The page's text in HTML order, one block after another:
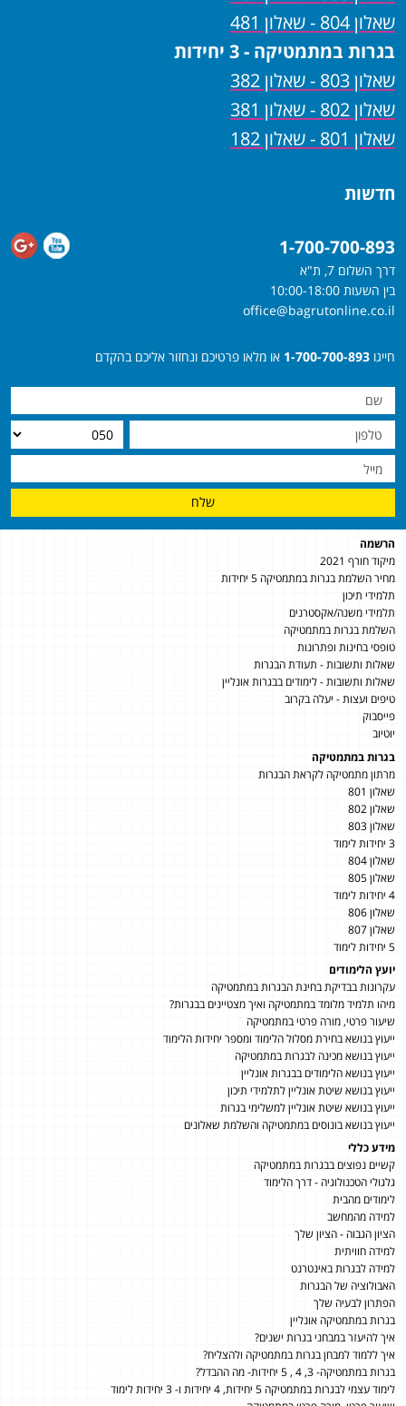
שאלון 804 - שאלון 481
בגרות במתמטיקה - 3 יחידות
שאלון 803 - שאלון 382
שאלון 802 - שאלון 381
שאלון 801 - שאלון 182
חדשות
1-700-700-893
דרך השלום 7, ת"א
בין השעות 10:00-18:00
office@bagrutonline.co.il
חייגו 1-700-700-893 או מלאו פרטיכם ונחזור אליכם בהקדם
שלח
הרשמה
מיקוד חורף 2021
מחיר השלמת בגרות במתמטיקה 5 יחידות
תלמידי תיכון
תלמידי משנה/אקסטרנים
השלמת בגרות במתמטיקה
טופסי בחינות ופתרונות
שאלות ותשובות - תעודת הבגרות
שאלות ותשובות - לימודים בבגרות אונליין
טיפים ועצות - יעלה בקרוב
פייסבוק
יוטיוב
בגרות במתמטיקה
מרתון מתמטיקה לקראת הבגרות
שאלון 801
שאלון 802
שאלון 803
3 יחידות לימוד
שאלון 804
שאלון 805
4 יחידות לימוד
שאלון 806
שאלון 807
5 יחידות לימוד
יועץ הלימודים
עקרונות בבדיקת בחינת הבגרות במתמטיקה
מיהו תלמיד מלומד במתמטיקה ואיך מצטיינים בבגרות?
שיעור פרטי, מורה פרטי במתמטיקה
ייעוץ בנושא בחירת מסלול הלימוד ומספר יחידות הלימוד
ייעוץ בנושא מכינה לבגרות במתמטיקה
ייעוץ בנושא הלימודים בבגרות אונליין
ייעוץ בנושא שיטת אונליין לתלמידי תיכון
ייעוץ בנושא שיטת אונליין למשלימי בגרות
ייעוץ בנושא בונוסים במתמטיקה והשלמת שאלונים
מידע כללי
קשיים נפוצים בבגרות במתמטיקה
גלגולי הטכנולוגיה - דרך הלימוד
לימודים מהבית
למידה מהמחשב
הציון הגבוה - הציון שלך
למידה חוויתית
למידה לבגרות באינטרנט
האבולוציה של הבגרות
הפתרון לבעיה שלך
בגרות במתמטיקה אונליין
איך להיעזר במבחני בגרות ישנים?
איך ללמוד למבחן בגרות במתמטיקה ולהצליח?
בגרות במתמטיקה- 3, 4 , 5 יחידות- מה ההבדל?
לימוד עצמי לבגרות במתמטיקה 5 יחידות, 4 יחידות ו- 3 יחידות לימוד